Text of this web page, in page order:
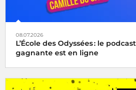
08.07.2026
L’École des Odyssées : le
gagnante est en ligne